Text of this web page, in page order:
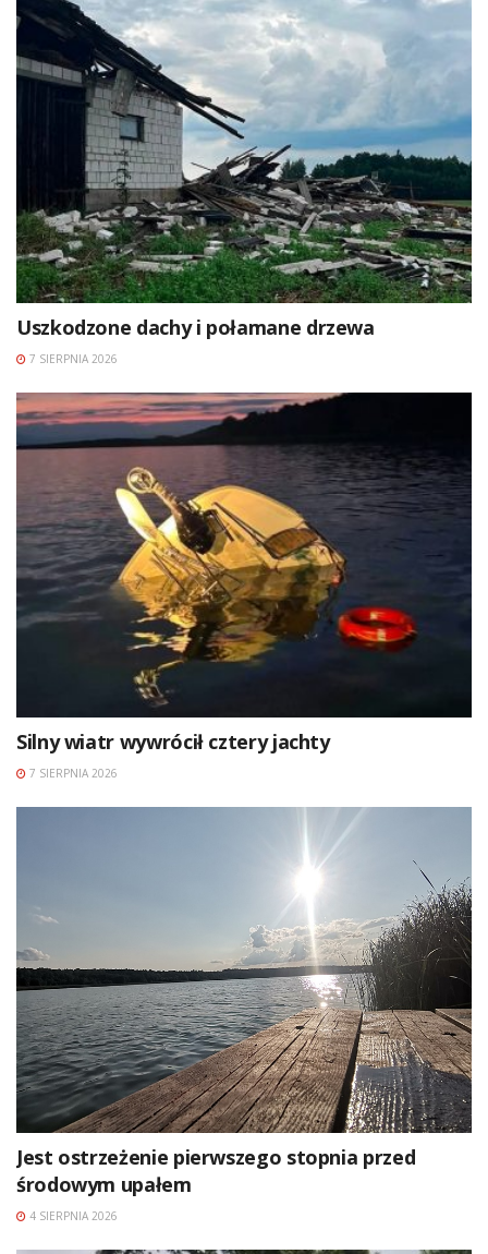
Uszkodzone dachy i połamane drzewa
7 SIERPNIA 2026
Silny wiatr wywrócił cztery jachty
7 SIERPNIA 2026
Jest ostrzeżenie pierwszego stopnia przed
środowym upałem
4 SIERPNIA 2026